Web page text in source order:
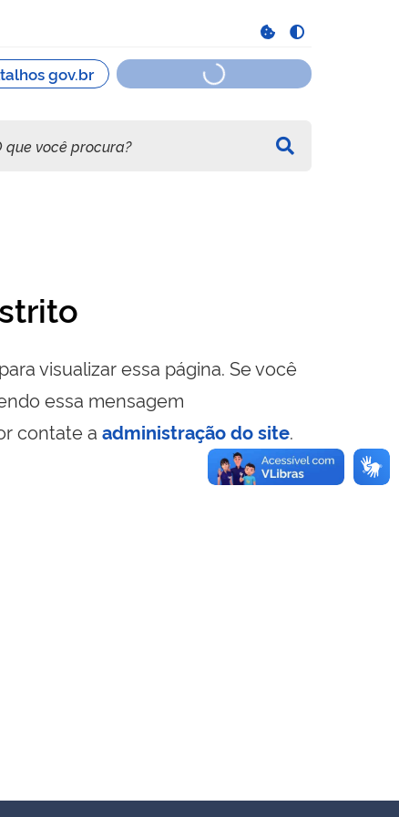
visualizar essa página. Se você
essa mensagem
contate a administração do site.